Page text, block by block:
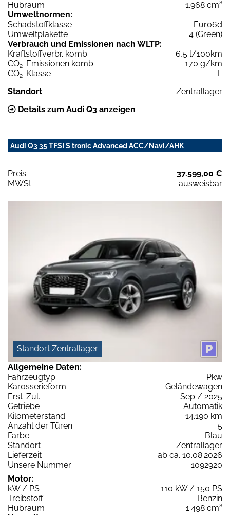
Hubraum
1.968 cm³
Umweltnormen:
Schadstoffklasse
Euro6d
Umweltplakette
4 (Green)
Verbrauch und Emissionen nach WLTP:
Kraftstoffverbr. komb.
6,5 l/100km
CO2-Emissionen komb.
170 g/km
CO2-Klasse
F
Standort
Zentrallager
Details zum Audi Q3 anzeigen
Audi Q3 35 TFSI S tronic Advanced ACC/Navi/AHK
Preis:
37.599,00 €
MWSt:
ausweisbar
Standort Zentrallager
Allgemeine Daten:
Fahrzeugtyp
Pkw
Karosserieform
Geländewagen
Erst-Zul.
Sep / 2025
Getriebe
Automatik
Kilometerstand
14.190 km
Anzahl der Türen
5
Farbe
Blau
Standort
Zentrallager
Lieferzeit
ab ca. 10.08.2026
Unsere Nummer
1092920
Motor:
kW / PS
110 kW / 150 PS
Treibstoff
Benzin
Hubraum
1.498 cm³